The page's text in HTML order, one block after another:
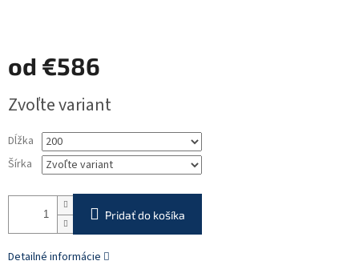
od €586
cena:
Zvoľte variant
Dĺžka
Šírka
Pridať do košíka
Detailné informácie